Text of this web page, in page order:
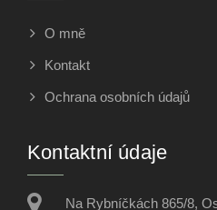
O mně
Kontakt
Ochrana osobních údajů
Kontaktní údaje
Na Rybníčkách 865/8,